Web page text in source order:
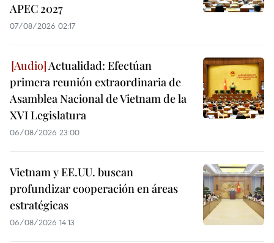
APEC 2027
07/08/2026 02:17
Actualidad: Efectúan
primera reunión extraordinaria de
Asamblea Nacional de Vietnam de la
XVI Legislatura
06/08/2026 23:00
Vietnam y EE.UU. buscan
profundizar cooperación en áreas
estratégicas
06/08/2026 14:13